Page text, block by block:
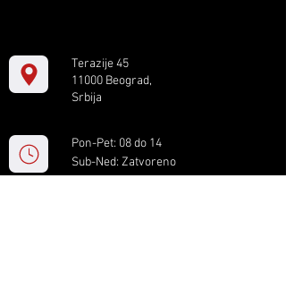
Terazije 45
11000 Beograd,
Srbija
Pon-Pet: 08 do 14
Sub-Ned: Zatvoreno